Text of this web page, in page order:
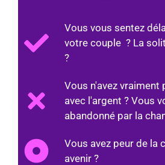
Vous vous sentez
votre couple ? La
?
Vous n'avez vraiment
avec l'argent ? Vous
abandonné par la
Vous avez peur de la
avenir ?